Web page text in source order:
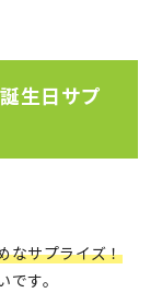
生日サプ
なサプライズ！
す。